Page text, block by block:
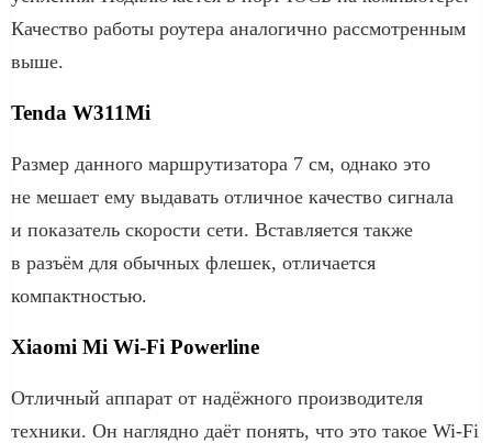
Качество работы роутера аналогично рассмотренным
выше.
Tenda W311Mi
Размер данного маршрутизатора 7 см, однако это
не мешает ему выдавать отличное качество сигнала
и показатель скорости сети. Вставляется также
в разъём для обычных флешек, отличается
компактностью.
Xiaomi Mi Wi-Fi Powerline
Отличный аппарат от надёжного производителя
техники. Он наглядно даёт понять, что это такое Wi-Fi